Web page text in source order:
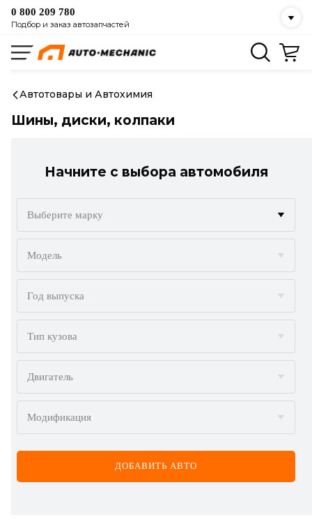
0 800 209 780
Подбор и заказ автозапчастей
Автотовары и Автохимия
Шины, диски, колпаки
Начните с выбора автомобиля
Выберите марку
ALFA ROMEO
AUDI
BMW
BYD
CADILLAC
CHERY
CHEVROLET
CHRYSLER
Модель
Год выпуска
Тип кузова
Двигатель
Модификация
ДОБАВИТЬ АВТО